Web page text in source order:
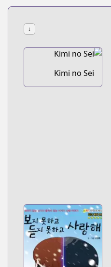
↓
Kimi no Sei